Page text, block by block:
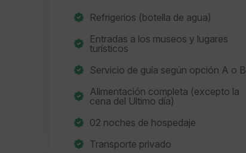
Refrigerios (botella de agua)
Entradas a los museos y lugares
turísticos
Servicio de guía según opción A o B
Alimentación completa (excepto la
cena del Ultimo día)
02 noches de hospedaje
Transporte privado